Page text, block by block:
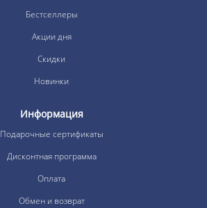
Бестселлеры
Акции дня
Скидки
Новинки
Информация
Подарочные сертификаты
Дисконтная программа
Оплата
Обмен и возврат